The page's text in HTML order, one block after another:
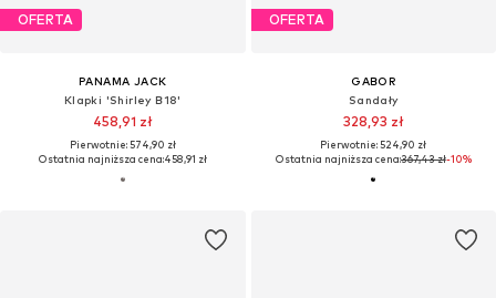
OFERTA
PANAMA JACK
Klapki 'Shirley B18'
458,91 zł
Pierwotnie: 574,90 zł
Ostatnia najniższa cena:458,91 zł
OFERTA
GABOR
Sandały
328,93 zł
Pierwotnie: 524,90 zł
Ostatnia najniższa cena:367,43 zł-10%